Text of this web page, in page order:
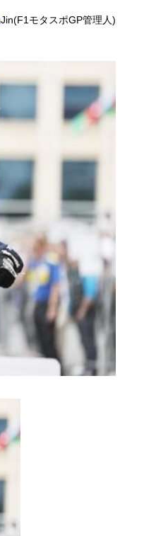
Jin(F1モタスポGP管理人)